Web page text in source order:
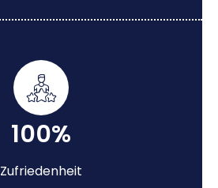
100%
Zufriedenheit